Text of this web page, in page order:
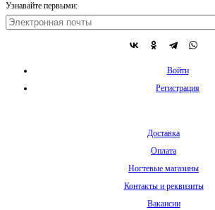
Узнавайте первыми:
Войти
Регистрация
Доставка
Оплата
Ногтевые магазины
Контакты и реквизиты
Вакансии